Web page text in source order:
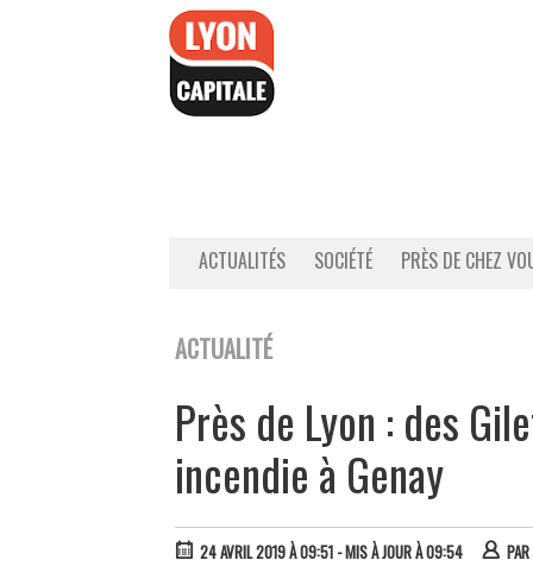
ACTUALITÉS SOCIÉTÉ PRÈS DE CHEZ
ACTUALITÉ
Près de Lyon : des
incendie à Genay
24 AVRIL 2019 À 09:51 - MIS À JOUR À 09:54 PAR